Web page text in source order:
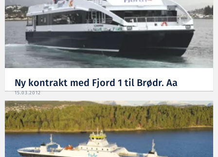
Ny kontrakt med Fjord 1 til Brødr. Aa
15.03.2012